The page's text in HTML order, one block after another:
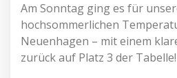
Am Sonntag ging es für
hochsommerlichen
Neuenhagen – mit einem
zurück auf Platz 3 der Tabelle!